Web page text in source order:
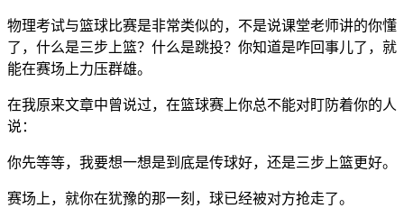
物理考试与篮球比赛是非常类似的，不是说课堂老师讲的你懂
了，什么是三步上篮？什么是跳投？你知道是咋回事儿了，就
能在赛场上力压群雄。
在我原来文章中曾说过，在篮球赛上你总不能对盯防着你的人
说：
你先等等，我要想一想是到底是传球好，还是三步上篮更好。
赛场上，就你在犹豫的那一刻，球已经被对方抢走了。